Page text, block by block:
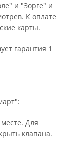
и "Зорге" и
К оплате
карты.
гарантия 1
Для
клапана.